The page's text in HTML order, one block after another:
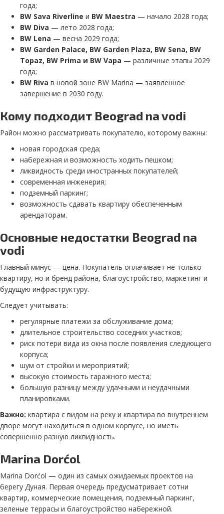
года;
BW Sava Riverline и BW Maestra — начало 2028 года;
BW Diva — лето 2028 года;
BW Lena — весна 2029 года;
BW Garden Palace, BW Garden Plaza, BW Sena, BW
Topaz, BW Prima и BW Vapa — различные этапы 2029
года;
BW Riva в новой зоне BW Marina — заявленное
завершение в 2030 году.
Кому подходит Beograd na vodi
Район можно рассматривать покупателю, которому важны:
новая городская среда;
набережная и возможность ходить пешком;
ликвидность среди иностранных покупателей;
современная инженерия;
подземный паркинг;
возможность сдавать квартиру обеспеченным
арендаторам.
Основные недостатки Beograd na
vodi
Главный минус — цена. Покупатель оплачивает не только
квартиру, но и бренд района, благоустройство, маркетинг и
будущую инфраструктуру.
Следует учитывать:
регулярные платежи за обслуживание дома;
длительное строительство соседних участков;
риск потери вида из окна после появления следующего
корпуса;
шум от стройки и мероприятий;
высокую стоимость гаражного места;
большую разницу между удачными и неудачными
планировками.
Важно: квартира с видом на реку и квартира во внутреннем
дворе могут находиться в одном корпусе, но иметь
совершенно разную ликвидность.
Marina Dorćol
Marina Dorćol — один из самых ожидаемых проектов на
берегу Дуная. Первая очередь предусматривает сотни
квартир, коммерческие помещения, подземный паркинг,
зеленые террасы и благоустройство набережной.